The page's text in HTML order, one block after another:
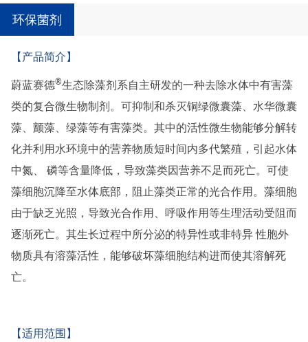
环保菌剂
【产品简介】
蔚蓝赛德®生态除藻剂系自主研发的一种去除水体中有害藻
类的复合微生物制剂。可抑制和杀灭铜绿微囊藻、水华微囊
藻、颤藻、绿藻等有害藻类。其中的活性微生物能够分解转
化并利用水环境中的营养物质短时间内多代繁殖，引起水体
中氮、 磷等含量降低，导致藻类因营养不足而死亡。可使
藻细胞沉降至水体底部，阻止藻类正常的光合作用。藻细胞
由于缺乏光照，导致光合作用、呼吸作用等生理活动受阻而
逐渐死亡。其生长过程中所分泌的特异性或非特异 性胞外
物质具有溶藻活性，能够破坏藻细胞结构进而使其溶解死
亡。
【适用范围】